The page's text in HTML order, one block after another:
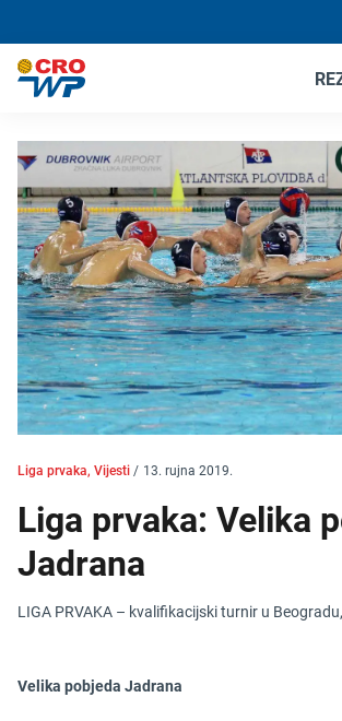
Liga prvaka, Vijesti / 13. rujna 2019.
Liga prvaka: Velika
Jadrana
LIGA PRVAKA – kvalifikacijski turnir u
Velika pobjeda Jadrana